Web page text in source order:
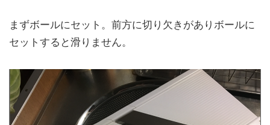
まずボールにセット。前方に切り欠きがありボールに
セットすると滑りません。